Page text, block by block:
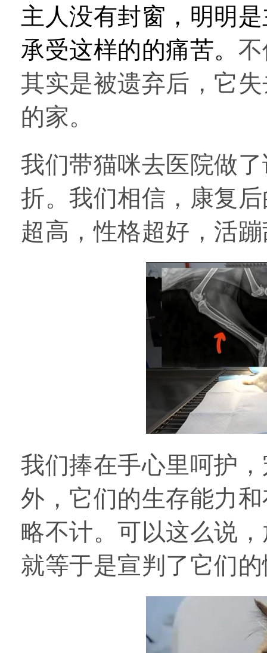
主人没有封窗，明明
承受这样的的痛苦。
其实是被遗弃后，它
的家。
我们带猫咪去医院做
折。我们相信，康复
超高，性格超好，活
我们捧在手心里呵护
外，它们的生存能力
略不计。可以这么说
就等于是宣判了它们